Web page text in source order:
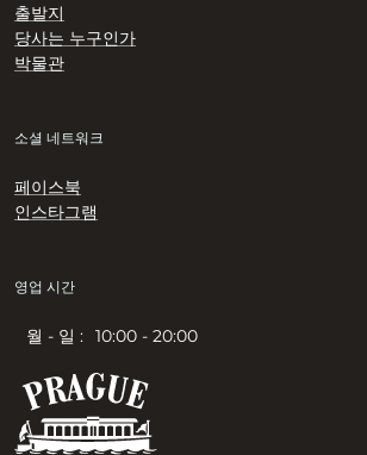
출발지
당사는 누구인가
박물관
소셜 네트워크
페이스북
인스타그램
영업 시간
월 - 일 : 10:00 - 20:00